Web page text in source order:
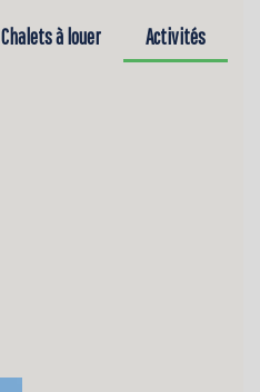
Chalets à louer Activités